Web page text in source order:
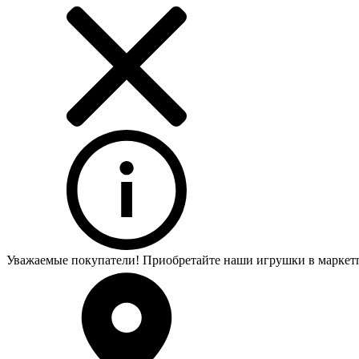
Уважаемые покупатели! Приобретайте наши игрушки в